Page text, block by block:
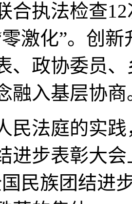
合执法检查
激化”。创
、政协委员
融入基层协商
法庭的实践
进步表彰大
民族团结进